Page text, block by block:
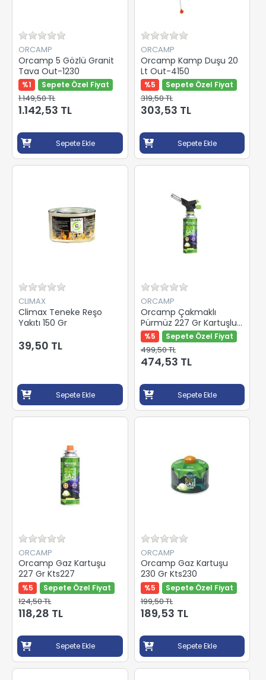
ORCAMP
Orcamp 5 Gözlü Granit
Tava Out-1230
%1 Sepete Özel Fiyat
1.149,50 TL
1.142,53 TL
Sepete Ekle
ORCAMP
Orcamp Kamp Duşu 20
Lt Out-4150
%5 Sepete Özel Fiyat
319,50 TL
303,53 TL
Sepete Ekle
CLIMAX
Climax Teneke Reşo
Yakıtı 150 Gr
39,50 TL
Sepete Ekle
ORCAMP
Orcamp Çakmaklı
Pürmüz 227 Gr Kartuşlu
Cx500+227
%5 Sepete Özel Fiyat
499,50 TL
474,53 TL
Sepete Ekle
ORCAMP
Orcamp Gaz Kartuşu
227 Gr Kts227
%5 Sepete Özel Fiyat
124,50 TL
118,28 TL
Sepete Ekle
ORCAMP
Orcamp Gaz Kartuşu
230 Gr Kts230
%5 Sepete Özel Fiyat
199,50 TL
189,53 TL
Sepete Ekle